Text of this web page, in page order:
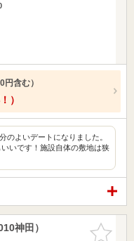
含む）
）
のよいデートになりました。
いです！施設自体の敷地は狭
お気に入
りに追加
神田）